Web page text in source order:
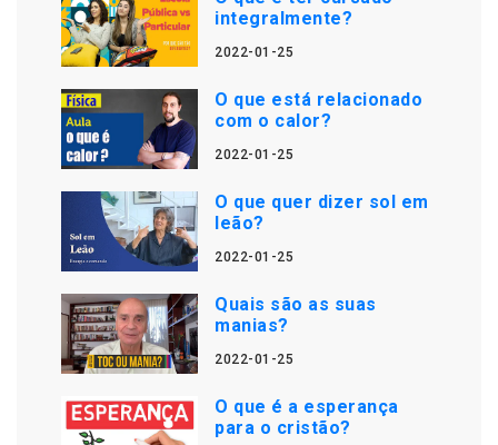
integralmente?
2022-01-25
O que está relacionado
com o calor?
2022-01-25
O que quer dizer sol em
leão?
2022-01-25
Quais são as suas
manias?
2022-01-25
O que é a esperança
para o cristão?